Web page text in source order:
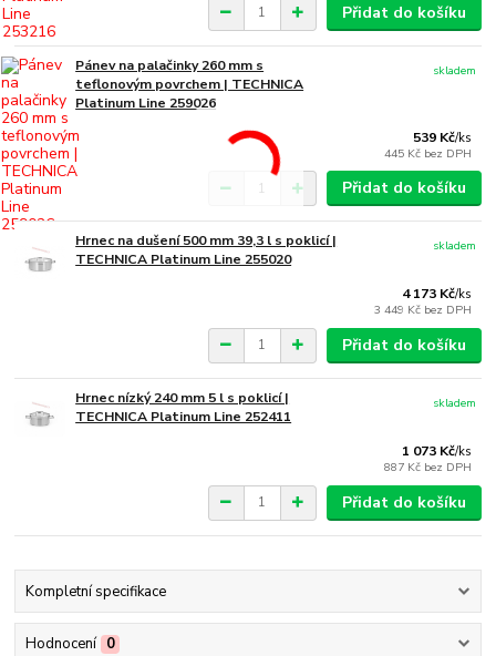
Přidat do košíku
Pánev na palačinky 260 mm s
teflonovým povrchem | TECHNICA
Platinum Line 259026
539 Kč/ks
445 Kč bez DPH
skladem
Přidat do košíku
Hrnec na dušení 500 mm 39,3 l s poklicí |
TECHNICA Platinum Line 255020
4 173 Kč/ks
3 449 Kč bez DPH
skladem
Přidat do košíku
Hrnec nízký 240 mm 5 l s poklicí |
TECHNICA Platinum Line 252411
1 073 Kč/ks
887 Kč bez DPH
skladem
Přidat do košíku
Kompletní specifikace
Hodnocení 0